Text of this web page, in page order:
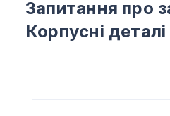
Запитання про
Корпусні деталі